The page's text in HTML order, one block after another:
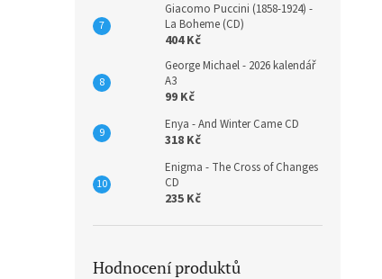
Giacomo Puccini (1858-1924) -
La Boheme (CD)
404 Kč
George Michael - 2026 kalendář
A3
99 Kč
Enya - And Winter Came CD
318 Kč
Enigma - The Cross of Changes
CD
235 Kč
Hodnocení produktů